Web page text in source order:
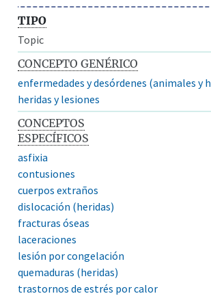
TIPO
Topic
CONCEPTO GENÉRICO
enfermedades y desórdenes (animales y
heridas y lesiones
CONCEPTOS
ESPECÍFICOS
asfixia
contusiones
cuerpos extraños
dislocación (heridas)
fracturas óseas
laceraciones
lesión por congelación
quemaduras (heridas)
trastornos de estrés por calor